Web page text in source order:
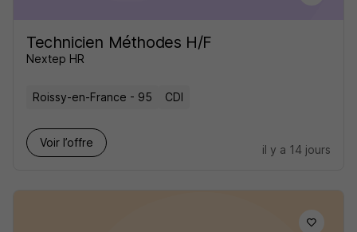
Technicien Méthodes H/F
Nextep HR
Roissy-en-France - 95 CDI
Voir l’offre
il y a 14 jours